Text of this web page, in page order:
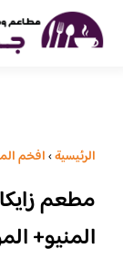
الرئيسية›افخم
مطعم
المنيو+